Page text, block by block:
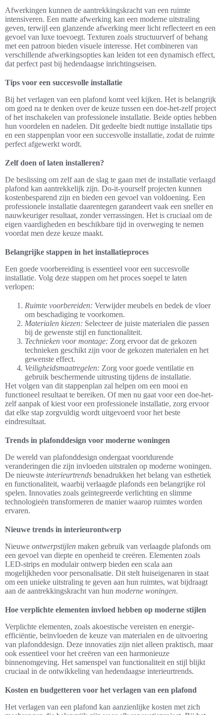
Afwerkingen kunnen de aantrekkingskracht van een ruimte
intensiveren. Een matte afwerking kan een moderne uitstraling
geven, terwijl een glanzende afwerking meer licht reflecteert en een
gevoel van luxe toevoegt. Texturen zoals structuurverf of behang
met een patroon bieden visuele interesse. Het combineren van
verschillende afwerkingsopties kan leiden tot een dynamisch effect,
dat perfect past bij hedendaagse inrichtingseisen.
Tips voor een succesvolle installatie
Bij het verlagen van een plafond komt veel kijken. Het is belangrijk
om goed na te denken over de keuze tussen een doe-het-zelf project
of het inschakelen van professionele installatie. Beide opties hebben
hun voordelen en nadelen. Dit gedeelte biedt nuttige installatie tips
en een stappenplan voor een succesvolle installatie, zodat de ruimte
perfect afgewerkt wordt.
Zelf doen of laten installeren?
De beslissing om zelf aan de slag te gaan met de installatie verlaagd
plafond kan aantrekkelijk zijn. Do-it-yourself projecten kunnen
kostenbesparend zijn en bieden een gevoel van voldoening. Een
professionele installatie daarentegen garandeert vaak een sneller en
nauwkeuriger resultaat, zonder verrassingen. Het is cruciaal om de
eigen vaardigheden en beschikbare tijd in overweging te nemen
voordat men deze keuze maakt.
Belangrijke stappen in het installatieproces
Een goede voorbereiding is essentieel voor een succesvolle
installatie. Volg deze stappen om het proces soepel te laten
verlopen:
Ruimte voorbereiden: Verwijder meubels en bedek de vloer
om beschadiging te voorkomen.
Materialen kiezen: Selecteer de juiste materialen die passen
bij de gewenste stijl en functionaliteit.
Technieken voor montage: Zorg ervoor dat de gekozen
technieken geschikt zijn voor de gekozen materialen en het
gewenste effect.
Veiligheidsmaatregelen: Zorg voor goede ventilatie en
gebruik beschermende uitrusting tijdens de installatie.
Het volgen van dit stappenplan zal helpen om een mooi en
functioneel resultaat te bereiken. Of men nu gaat voor een doe-het-
zelf aanpak of kiest voor een professionele installatie, zorg ervoor
dat elke stap zorgvuldig wordt uitgevoerd voor het beste
eindresultaat.
Trends in plafonddesign voor moderne woningen
De wereld van plafonddesign ondergaat voortdurende
veranderingen die zijn invloeden uitstralen op moderne woningen.
De nieuwste interieurtrends benadrukken het belang van esthetiek
en functionaliteit, waarbij verlaagde plafonds een belangrijke rol
spelen. Innovaties zoals geïntegreerde verlichting en slimme
technologieën transformeren de manier waarop ruimtes worden
ervaren.
Nieuwe trends in interieurontwerp
Nieuwe ontwerpstijlen maken gebruik van verlaagde plafonds om
een gevoel van diepte en openheid te creëren. Elementen zoals
LED-strips en modulair ontwerp bieden een scala aan
mogelijkheden voor personalisatie. Dit stelt huiseigenaren in staat
om een unieke uitstraling te geven aan hun ruimtes, wat bijdraagt
aan de aantrekkingskracht van hun moderne woningen.
Hoe verplichte elementen invloed hebben op moderne stijlen
Verplichte elementen, zoals akoestische vereisten en energie-
efficiëntie, beïnvloeden de keuze van materialen en de uitvoering
van plafonddesign. Deze innovaties zijn niet alleen praktisch, maar
ook essentieel voor het creëren van een harmonieuze
binnenomgeving. Het samenspel van functionaliteit en stijl blijkt
cruciaal in de ontwikkeling van hedendaagse interieurtrends.
Kosten en budgetteren voor het verlagen van een plafond
Het verlagen van een plafond kan aanzienlijke kosten met zich